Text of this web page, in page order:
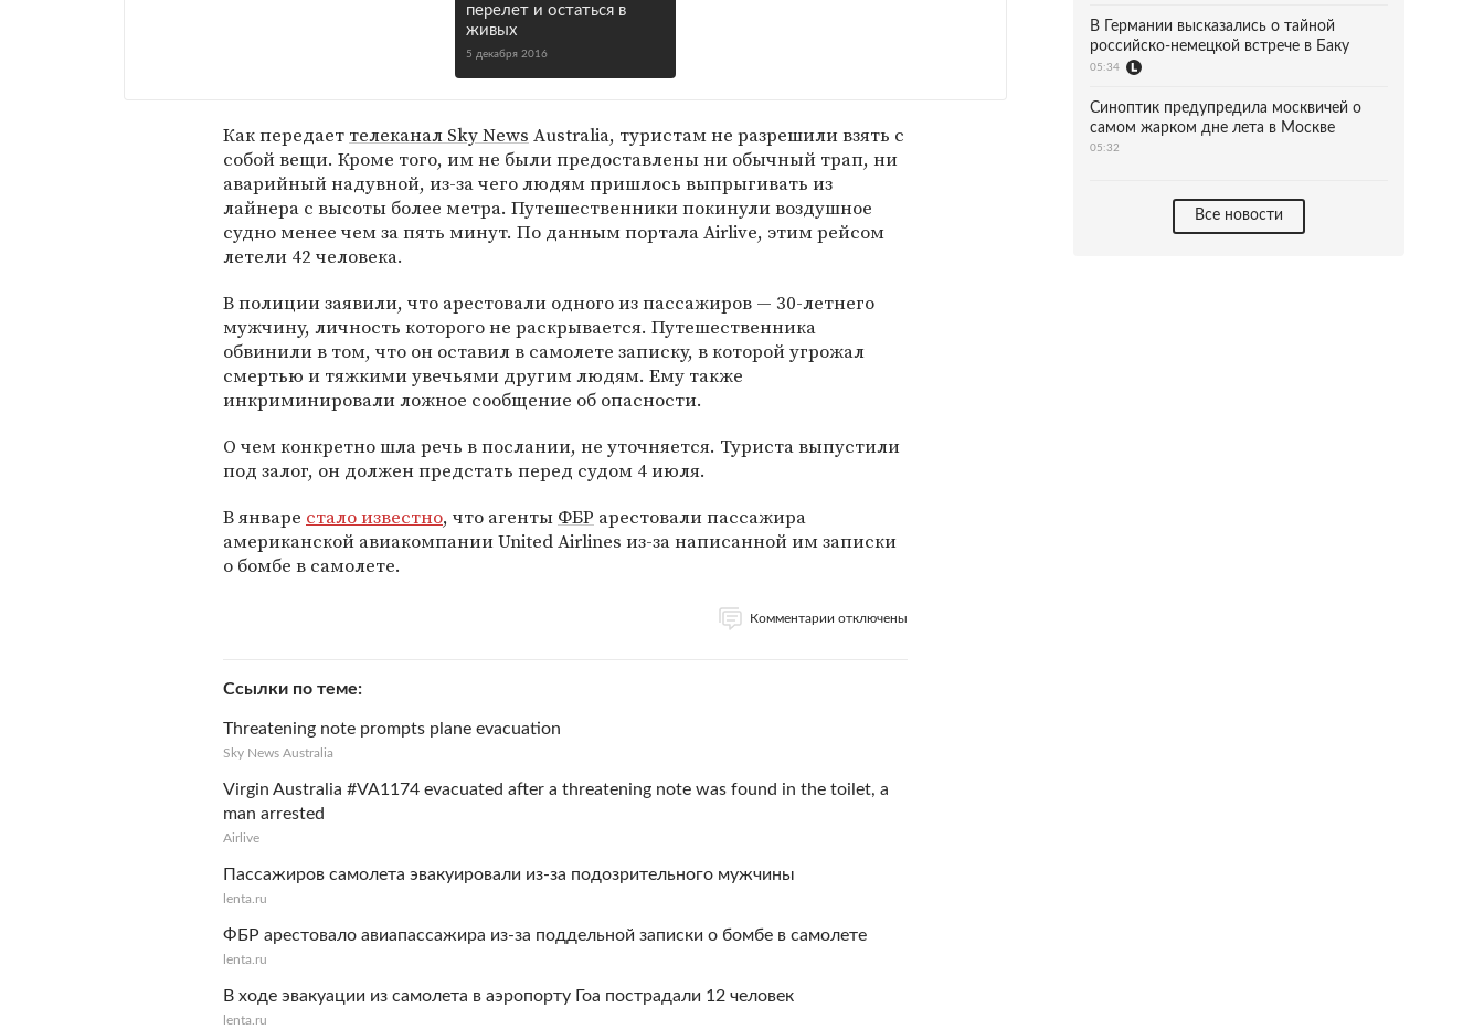
перелет и остаться в
живых
5 декабря 2016
Как передает телеканал Sky News Australia, туристам не разрешили взять с
собой вещи. Кроме того, им не были предоставлены ни обычный трап, ни
аварийный надувной, из-за чего людям пришлось выпрыгивать из
лайнера с высоты более метра. Путешественники покинули воздушное
судно менее чем за пять минут. По данным портала Airlive, этим рейсом
летели 42 человека.
В полиции заявили, что арестовали одного из пассажиров — 30-летнего
мужчину, личность которого не раскрывается. Путешественника
обвинили в том, что он оставил в самолете записку, в которой угрожал
смертью и тяжкими увечьями другим людям. Ему также
инкриминировали ложное сообщение об опасности.
О чем конкретно шла речь в послании, не уточняется. Туриста выпустили
под залог, он должен предстать перед судом 4 июля.
В январе стало известно, что агенты ФБР арестовали пассажира
американской авиакомпании United Airlines из-за написанной им записки
о бомбе в самолете.
Комментарии отключены
Ссылки по теме
Threatening note prompts plane evacuation
Sky News Australia
Virgin Australia #VA1174 evacuated after a threatening note was found in the toilet, a
man arrested
Airlive
Пассажиров самолета эвакуировали из-за подозрительного мужчины
lenta.ru
ФБР арестовало авиапассажира из-за поддельной записки о бомбе в самолете
lenta.ru
В ходе эвакуации из самолета в аэропорту Гоа пострадали 12 человек
lenta.ru
В Германии высказались о тайной
российско-немецкой встрече в Баку
05:34
Синоптик предупредила москвичей о
самом жарком дне лета в Москве
05:32
Все новости